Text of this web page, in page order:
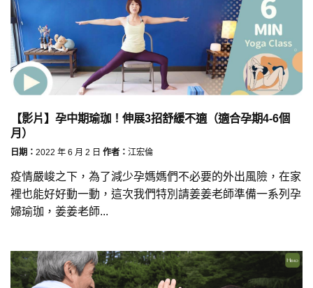
【影片】孕中期瑜珈！伸展3招舒緩不適（適合孕期4-6個
月）
日期： 2022 年 6 月 2 日 作者： 江宏倫
疫情嚴峻之下，為了減少孕媽媽們不必要的外出風險，在家
裡也能好好動一動，這次我們特別請姜姜老師準備一系列孕
婦瑜珈，姜姜老師...